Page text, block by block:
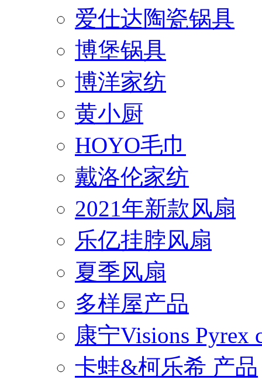
爱仕达陶瓷锅具
博堡锅具
博洋家纺
黄小厨
HOYO毛巾
戴洛伦家纺
2021年新款风扇
乐亿挂脖风扇
夏季风扇
多样屋产品
康宁Visions Pyrex
卡蛙&柯乐希 产品